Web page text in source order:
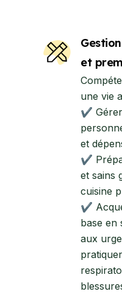
et
une vie
✔ Gérer
et
✔
et sains
cuisine
✔
base en
aux